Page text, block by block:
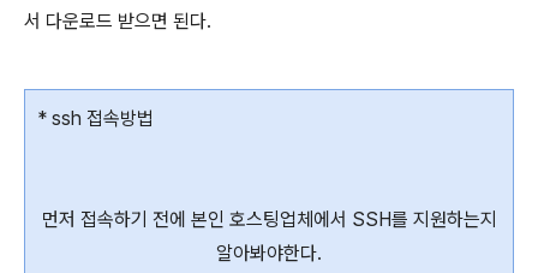
서 다운로드 받으면 된다.
* ssh 접속방법
먼저 접속하기 전에 본인 호스팅업체에서 SSH를 지원하는지
알아봐야한다.